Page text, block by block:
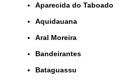
Aparecida do Taboado
Aquidauana
Aral Moreira
Bandeirantes
Bataguassu